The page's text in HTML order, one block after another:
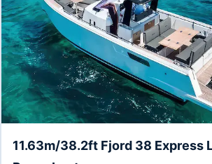
11.63m/38.2ft Fjord 38 Express